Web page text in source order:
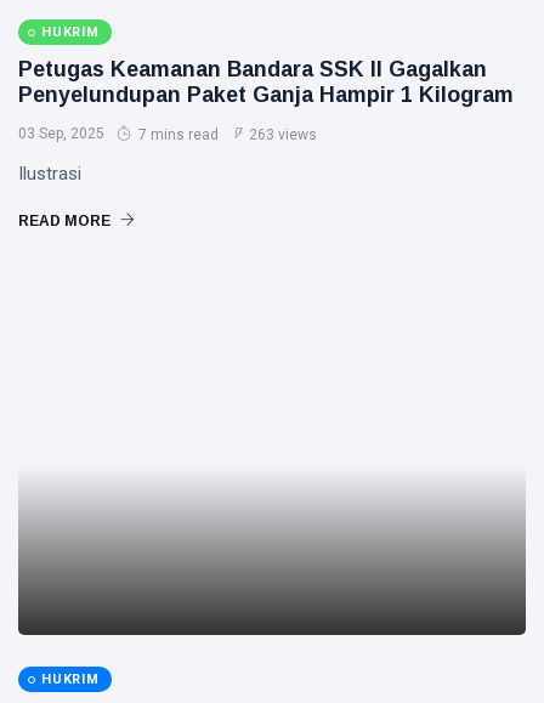
HUKRIM
Petugas Keamanan Bandara SSK II Gagalkan
Penyelundupan Paket Ganja Hampir 1 Kilogram
03 Sep, 2025 7 mins read 263 views
Ilustrasi
READ MORE
HUKRIM